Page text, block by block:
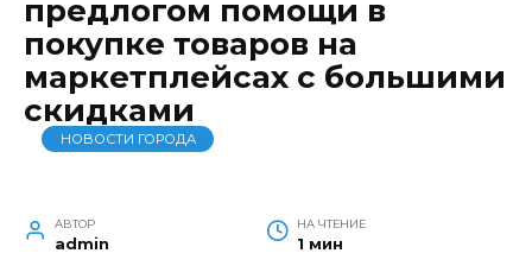
предлогом помощи в
покупке товаров на
маркетплейсах с большими
скидками
НОВОСТИ ГОРОДА
АВТОР
admin
НА ЧТЕНИЕ
1 мин